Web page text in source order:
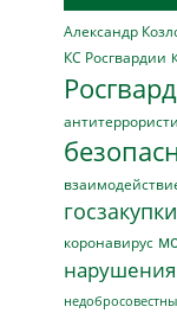
Александр
КС Росгвардии
госзакупки
коронавирус